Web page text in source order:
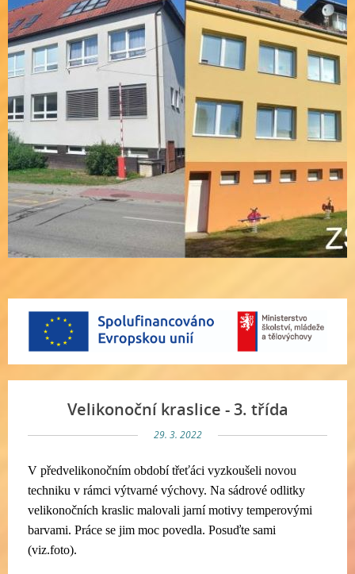
Velikonoční kraslice - 3. třída
29. 3. 2022
V předvelikonočním období třeťáci vyzkoušeli novou
techniku v rámci výtvarné výchovy. Na sádrové odlitky
velikonočních kraslic malovali jarní motivy temperovými
barvami. Práce se jim moc povedla. Posuďte sami
(viz.foto).